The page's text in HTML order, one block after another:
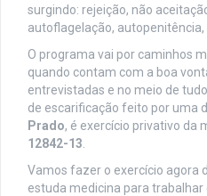
surgindo: rejeição, não
autoflagelação, autopenitência,
O programa vai por caminhos
quando contam com a boa
entrevistadas e no meio de
de escarificação feito por uma
Prado, é exercício privativo da
12842-13
Vamos fazer o exercício agora
estuda medicina para trabalhar